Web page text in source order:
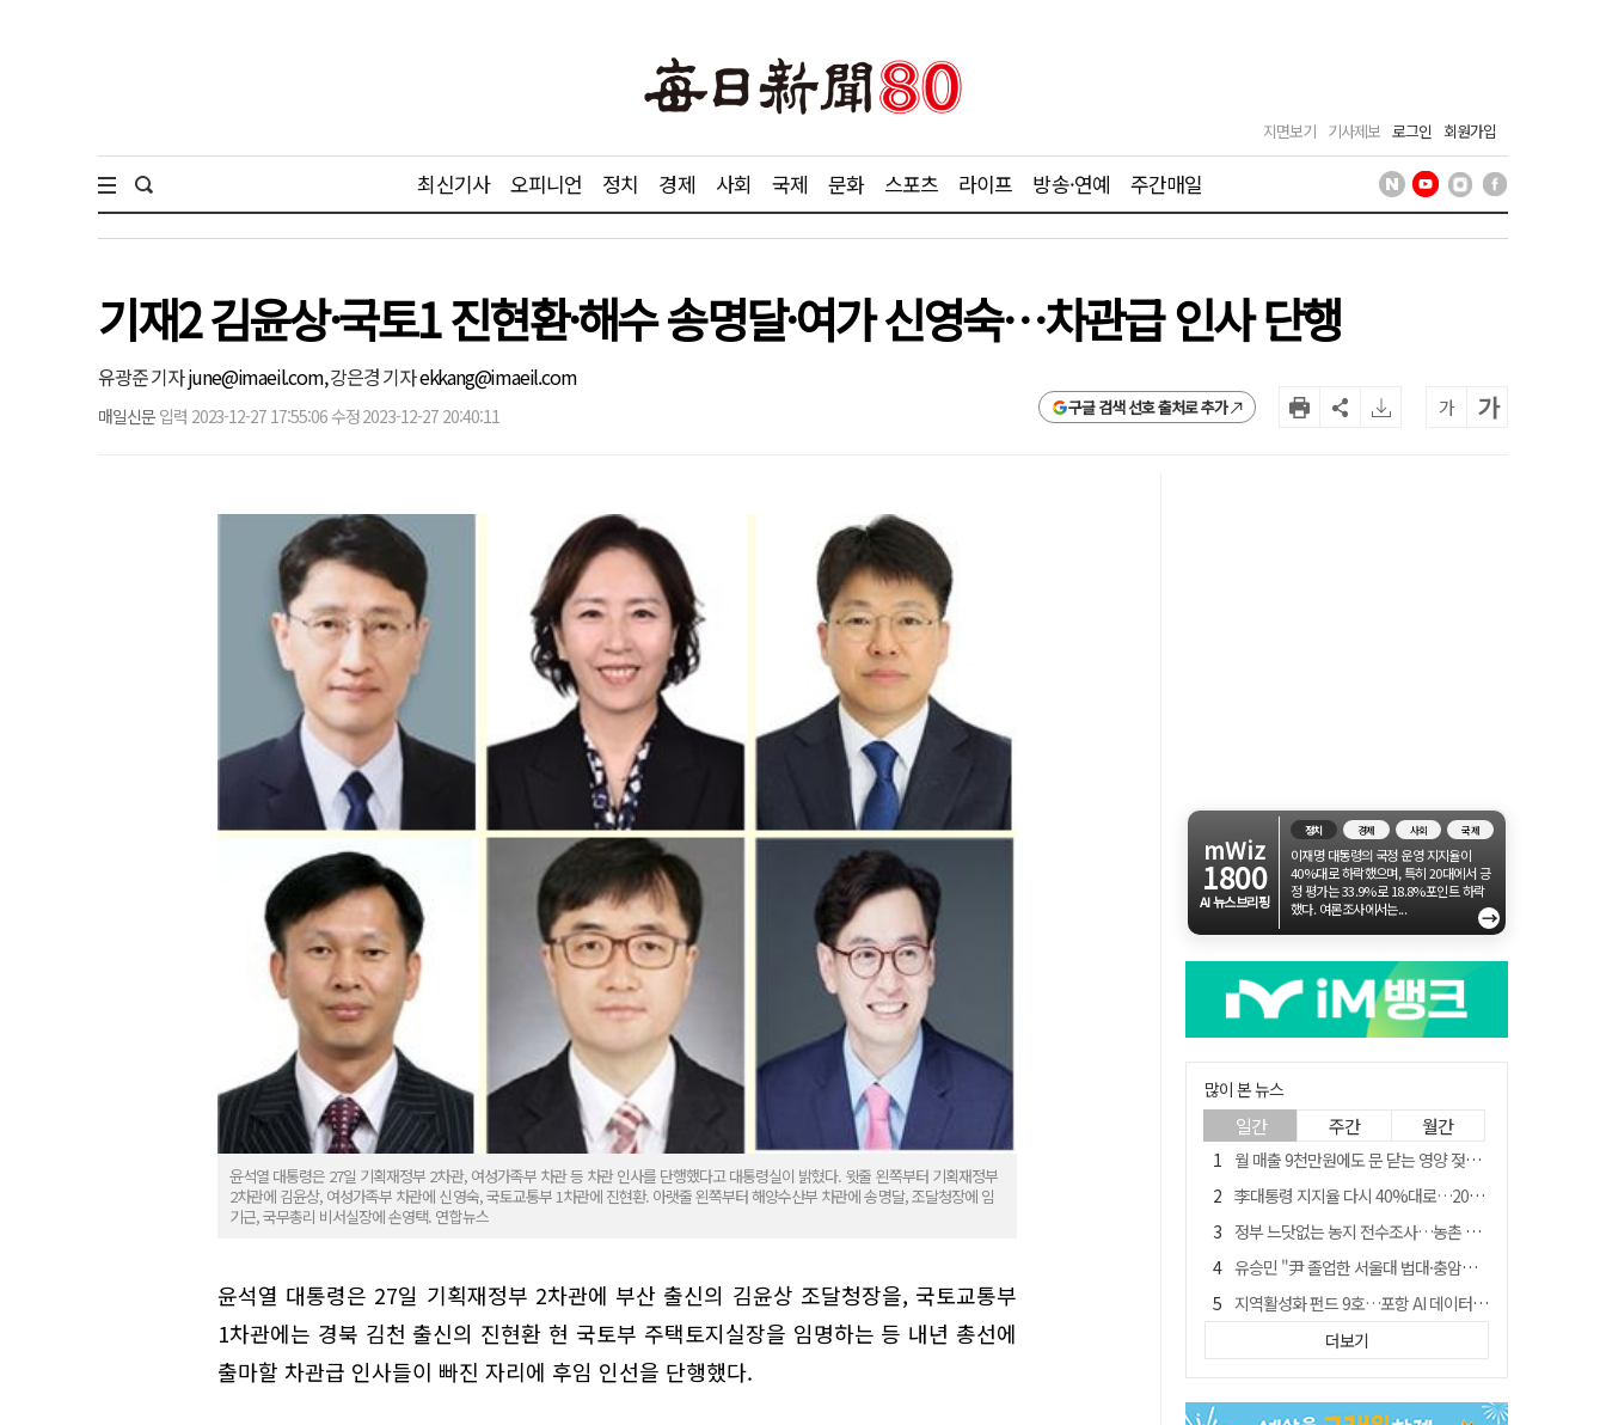
지면보기 기사제보 로그인 회원가입
최신기사 오피니언 정치 경제 사회 국제 문화 스포츠 라이프 방송·연예 주간매일
기재2 김윤상·국토1 진현환·해수 송명달·여가 신영숙…차관급 인사 단행
유광준 기자june@imaeil.com,강은경 기자ekkang@imaeil.com
매일신문 입력 2023-12-27 17:55:06 수정 2023-12-27 20:40:11 구글 검색 선호 출처로 추가 가 가
윤석열 대통령은 27일 기획재정부 2차관, 여성가족부 차관 등 차관 인사를 단행했다고 대통령실이 밝혔다. 윗줄 왼쪽부터 기획재정부
2차관에 김윤상, 여성가족부 차관에 신영숙, 국토교통부 1차관에 진현환. 아랫줄 왼쪽부터 해양수산부 차관에 송명달, 조달청장에 임
기근, 국무총리 비서실장에 손영택. 연합뉴스
윤석열 대통령은 27일 기획재정부 2차관에 부산 출신의 김윤상 조달청장을, 국토교통부
1차관에는 경북 김천 출신의 진현환 현 국토부 주택토지실장을 임명하는 등 내년 총선에
출마할 차관급 인사들이 빠진 자리에 후임 인선을 단행했다.
mWiz
1800
AI 뉴스브리핑
정치 경제 사회 국제
이재명 대통령의 국정 운영 지지율이
40%대로 하락했으며, 특히 20대에서 긍
정 평가는 33.9%로 18.8%포인트 하락
했다. 여론조사에서는...
→
많이 본 뉴스
일간 주간 월간
월 매출 9천만원에도 문 닫는 영양 젖소농장… "일할 사람이 없어"
李대통령 지지율 다시 40%대로…20대는 18.8%p 급락
정부 느닷없는 농지 전수조사…농촌 들쑤시는 '경자유전'의 칼날
유승민 "尹 졸업한 서울대 법대·충암고도 없애야"…李 육사 통합 직격
지역활성화 펀드 9호…포항 AI 데이터센터에 6천억 투입
국민 51.9% "李 대통령 재판 재개 필요하다"
[농지 전수조사 폐해] 농지값도 흔들리나…"도지 막히면 헐값 매물 나올 수도"
더보기